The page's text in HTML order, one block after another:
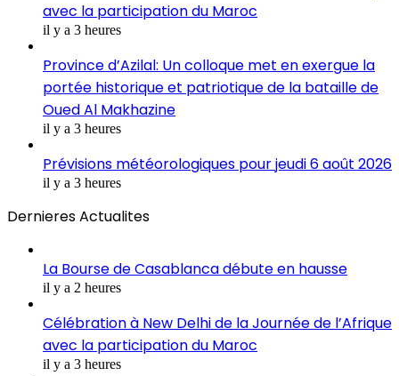
avec la participation du Maroc
il y a 3 heures
Province d’Azilal: Un colloque met en exergue la
portée historique et patriotique de la bataille de
Oued Al Makhazine
il y a 3 heures
Prévisions météorologiques pour jeudi 6 août 2026
il y a 3 heures
Dernieres Actualites
La Bourse de Casablanca débute en hausse
il y a 2 heures
Célébration à New Delhi de la Journée de l’Afrique
avec la participation du Maroc
il y a 3 heures